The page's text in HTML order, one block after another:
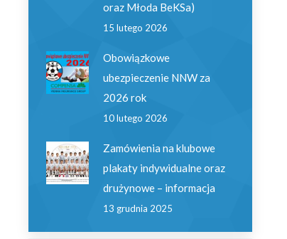
oraz Młoda BeKSa)
15 lutego 2026
Obowiązkowe
ubezpieczenie NNW za
2026 rok
10 lutego 2026
Zamówienia na klubowe
plakaty indywidualne oraz
drużynowe – informacja
13 grudnia 2025